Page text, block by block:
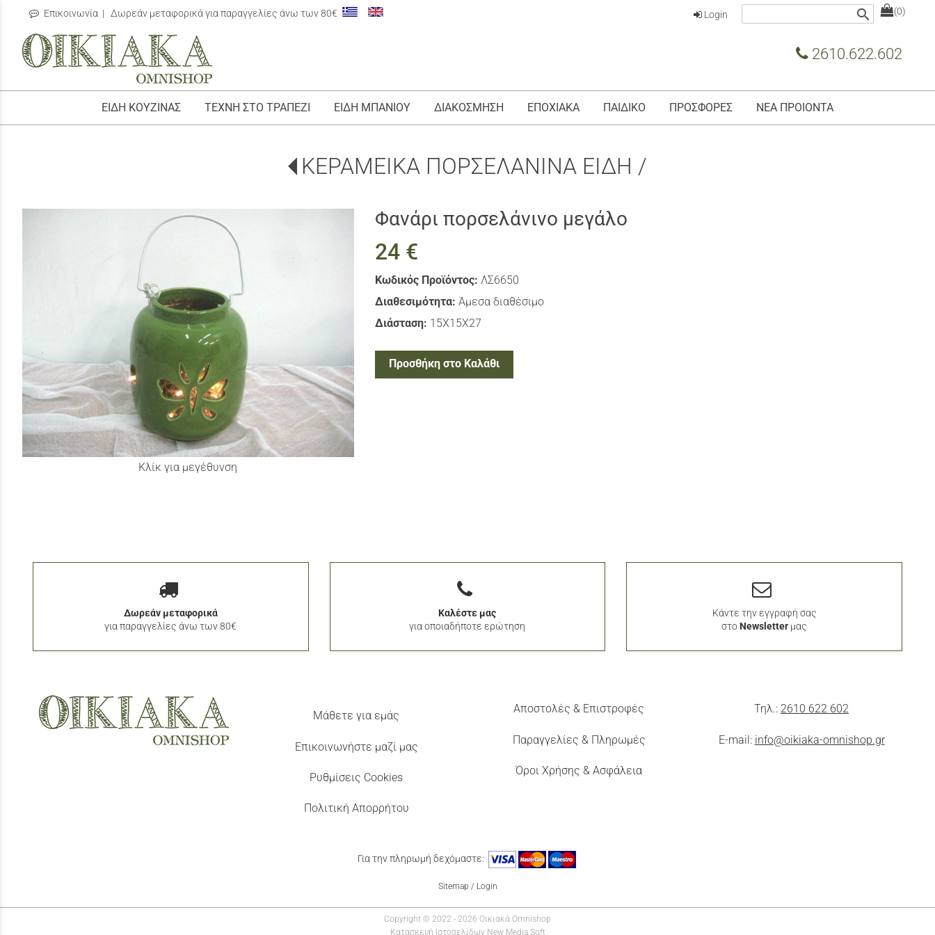
Επικοινωνία | Δωρεάν μεταφορικά για παραγγελίες άνω των 80€ (0)
search
Login
2610.622.602
/
ΕΙΔΗ ΚΟΥΖΙΝΑΣ ΤΕΧΝΗ ΣΤΟ ΤΡΑΠΕΖΙ ΕΙΔΗ ΜΠΑΝΙΟΥ ΔΙΑΚΟΣΜΗΣΗ ΕΠΟΧΙΑΚΑ ΠΑΙΔΙΚΟ ΠΡΟΣΦΟΡΕΣ ΝΕΑ ΠΡΟΙΟΝΤΑ
ΚΕΡΑΜΕΙΚΑ ΠΟΡΣΕΛΑΝΙΝΑ ΕΙΔΗ /
Κλίκ για μεγέθυνση
Φανάρι πορσελάνινο μεγάλο
24 €
Κωδικός Προϊόντος: ΛΣ6650
Διαθεσιμότητα: Άμεσα διαθέσιμο
Διάσταση: 15Χ15Χ27
Προσθήκη στο Καλάθι
Δωρεάν μεταφορικά
για παραγγελίες άνω των 80€
Καλέστε μας
για οποιαδήποτε ερώτηση
Κάντε την εγγραφή σας
στο Newsletter μας
Μάθετε για εμάς
Επικοινωνήστε μαζί μας
Ρυθμίσεις Cookies
Πολιτική Απορρήτου
Αποστολές & Επιστροφές
Παραγγελίες & Πληρωμές
Όροι Χρήσης & Ασφάλεια
Τηλ.: 2610 622 602
E-mail: info@oikiaka-omnishop.gr
Για την πληρωμή δεχόμαστε:
Sitemap / Login
Copyright © 2022 - 2026 Οικιακά Omnishop
Κατασκευή Ιστοσελίδων New Media Soft